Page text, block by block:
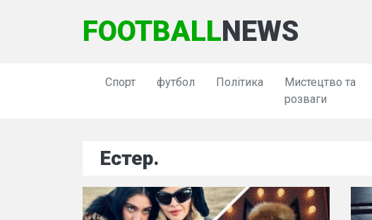
FOOTBALLNEWS
Спорт футбол Політика
Мистецтво та
розваги
Естер.